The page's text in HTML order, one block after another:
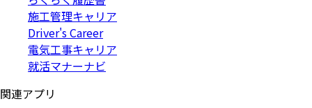
施工管理キャリア
Driver's Career
電気工事キャリア
就活マナーナビ
関連アプリ